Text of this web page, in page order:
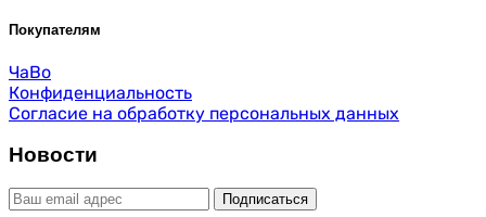
Покупателям
ЧаВо
Конфиденциальность
Согласие на обработку персональных данных
Новости